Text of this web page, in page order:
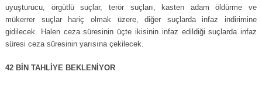
uyuşturucu, örgütlü suçlar, terör suçları, kasten adam öldürme ve
mükerrer suçlar hariç olmak üzere, diğer suçlarda infaz indirimine
gidilecek. Halen ceza süresinin üçte ikisinin infaz edildiği suçlarda infaz
süresi ceza süresinin yarısına çekilecek.
42 BİN TAHLİYE BEKLENİYOR